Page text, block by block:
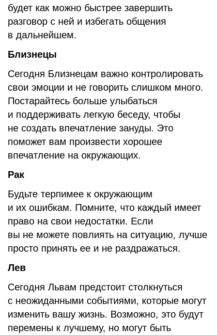
будет как можно быстрее завершить
разговор с ней и избегать общения
в дальнейшем.
Близнецы
Сегодня Близнецам важно контролировать
свои эмоции и не говорить слишком много.
Постарайтесь больше улыбаться
и поддерживать легкую беседу, чтобы
не создать впечатление зануды. Это
поможет вам произвести хорошее
впечатление на окружающих.
Рак
Будьте терпимее к окружающим
и их ошибкам. Помните, что каждый имеет
право на свои недостатки. Если
вы не можете повлиять на ситуацию, лучше
просто принять ее и не раздражаться.
Лев
Сегодня Львам предстоит столкнуться
с неожиданными событиями, которые могут
изменить вашу жизнь. Возможно, это будут
перемены к лучшему, но могут быть